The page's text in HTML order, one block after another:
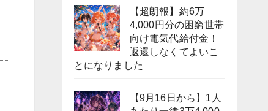
【超朗報】約6万
4,000円分の困窮世帯
向け電気代給付金！
返還しなくてよいこ
とになりました
【9月16日から】1人